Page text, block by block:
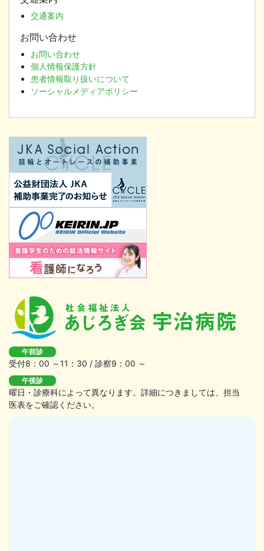
交通案内
お問い合わせ
お問い合わせ
個人情報保護方針
患者情報取り扱いについて
ソーシャルメディアポリシー
午前診
受付8：00 ～11：30 / 診察9：00 ～
午後診
曜日・診療科によって異なります。詳細につきましては、担当
医表をご確認ください。